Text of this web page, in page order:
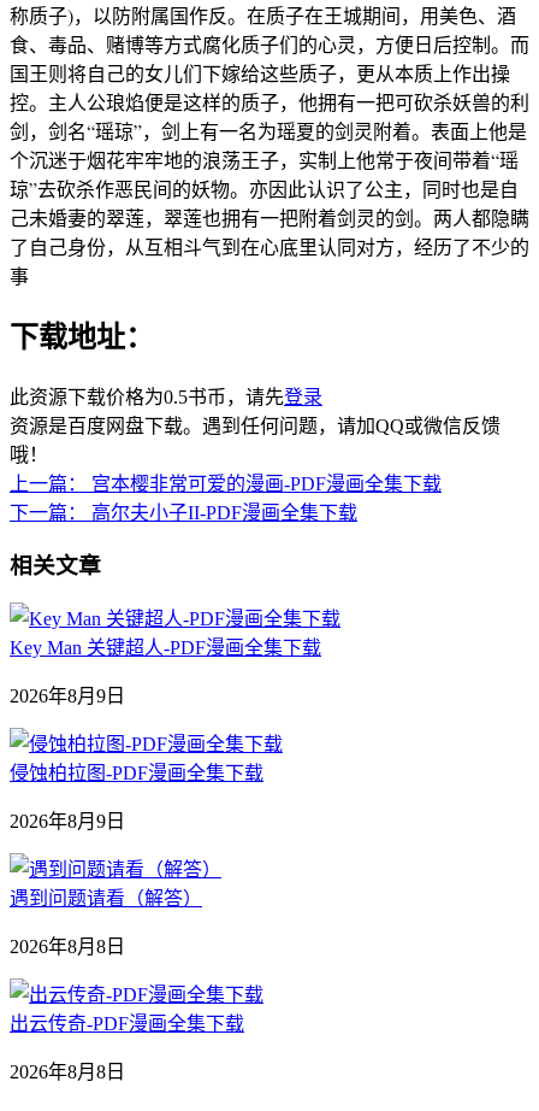
称质子)，以防附属国作反。在质子在王城期间，用美色、酒
食、毒品、赌博等方式腐化质子们的心灵，方便日后控制。而
国王则将自己的女儿们下嫁给这些质子，更从本质上作出操
控。主人公琅焰便是这样的质子，他拥有一把可砍杀妖兽的利
剑，剑名“瑶琼”，剑上有一名为瑶夏的剑灵附着。表面上他是
个沉迷于烟花牢牢地的浪荡王子，实制上他常于夜间带着“瑶
琼”去砍杀作恶民间的妖物。亦因此认识了公主，同时也是自
己未婚妻的翠莲，翠莲也拥有一把附着剑灵的剑。两人都隐瞒
了自己身份，从互相斗气到在心底里认同对方，经历了不少的
事
下载地址：
此资源下载价格为0.5书币，请先登录
资源是百度网盘下载。遇到任何问题，请加QQ或微信反馈
哦！
上一篇：
宫本樱非常可爱的漫画-PDF漫画全集下载
下一篇：
高尔夫小子II-PDF漫画全集下载
相关文章
Key Man 关键超人-PDF漫画全集下载
2026年8月9日
侵蚀柏拉图-PDF漫画全集下载
2026年8月9日
遇到问题请看（解答）
2026年8月8日
出云传奇-PDF漫画全集下载
2026年8月8日